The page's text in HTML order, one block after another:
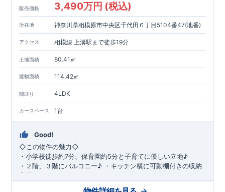
販売価格 3,490万円 (税込)
所在地 神奈川県相模原市中央区千代田６丁目5104番47(地番)
アクセス 相模線 上溝駅まで徒歩19分
土地面積 80.41㎡
建物面積 114.42㎡
間取り 4LDK
カースペース 1台
Good!
◇ この物件の魅力◇
・小学校徒歩約7分、保育園約5分と子育てに優しい立地♪
・２階、３階にバルコニー♪ ・キッチン横に可動棚付きの収納
完備。